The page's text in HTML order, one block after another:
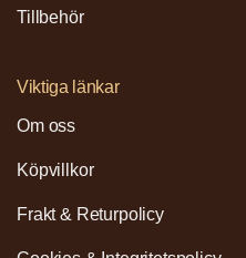
Tillbehör
Viktiga länkar
Om oss
Köpvillkor
Frakt & Returpolicy